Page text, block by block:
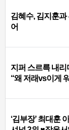
김혜수, 김지훈과
어
지퍼 스르륵 내
“왜 저래vs이게
‘김부장’ 최대훈